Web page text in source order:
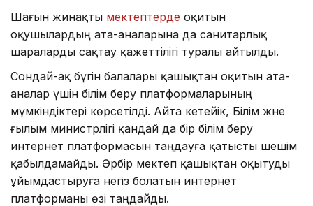
Шағын жинақты мектептерде оқитын
оқушылардың ата-аналарына да санитарлық
шараларды сақтау қажеттілігі туралы айтылды.
Сондай-ақ бүгін балалары қашықтан оқитын ата-
аналар үшін білім беру платформаларының
мүмкіндіктері көрсетілді. Айта кетейік, Білім және
ғылым министрлігі қандай да бір білім беру
интернет платформасын таңдауға қатысты шешім
қабылдамайды. Әрбір мектеп қашықтан оқытуды
ұйымдастыруға негіз болатын интернет
платформаны өзі таңдайды.